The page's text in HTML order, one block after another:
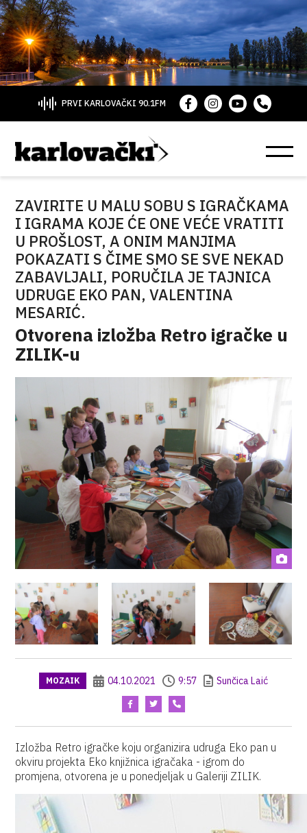
PRVI KARLOVAČKI 90.1FM
ZAVIRITE U MALU SOBU S IGRAČKAMA
I IGRAMA KOJE ĆE ONE VEĆE VRATITI
U PROŠLOST, A ONIM MANJIMA
POKAZATI S ČIME SMO SE SVE NEKAD
ZABAVLJALI, PORUČILA JE TAJNICA
UDRUGE EKO PAN, VALENTINA
MESARIĆ.
Otvorena izložba Retro igračke u
ZILIK-u
MOZAIK 04.10.2021 9:57 Sunčica Laić
Izložba Retro igračke koju organizira udruga Eko pan u
okviru projekta Eko knjižnica igračaka - igrom do
promjena, otvorena je u ponedjeljak u Galeriji ZILIK.